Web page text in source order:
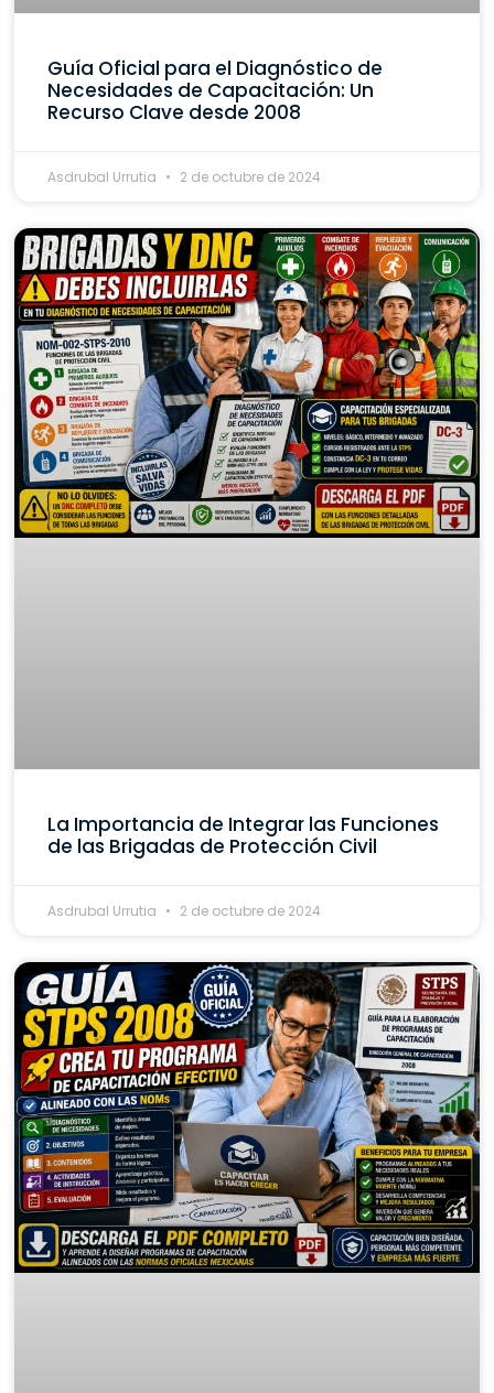
Guía Oficial para el Diagnóstico de
Necesidades de Capacitación: Un
Recurso Clave desde 2008
Asdrubal Urrutia 2 de octubre de 2024
La Importancia de Integrar las Funciones
de las Brigadas de Protección Civil
Asdrubal Urrutia 2 de octubre de 2024